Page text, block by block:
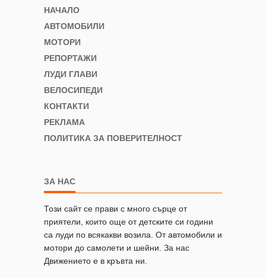
НАЧАЛО
АВТОМОБИЛИ
МОТОРИ
РЕПОРТАЖИ
ЛУДИ ГЛАВИ
ВЕЛОСИПЕДИ
КОНТАКТИ
РЕКЛАМА
ПОЛИТИКА ЗА ПОВЕРИТЕЛНОСТ
ЗА НАС
Този сайт се прави с много сърце от
приятели, които още от детските си години
са луди по всякакви возила. От автомобили и
мотори до самолети и шейни. За нас
Движението е в кръвта ни.